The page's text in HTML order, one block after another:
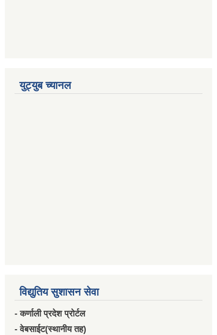
युट्युब च्यानल
विद्युतिय सुशासन सेवा
- कर्णाली प्रदेश प्रोर्टल
- वेबसाईट(स्थानीय तह)